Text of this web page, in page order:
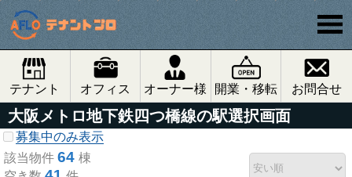
テナント オフィス オーナー様 開業・移転 お問合せ
大阪メトロ地下鉄四つ橋線の駅選択画面
募集中のみ表示
該当物件 64 棟